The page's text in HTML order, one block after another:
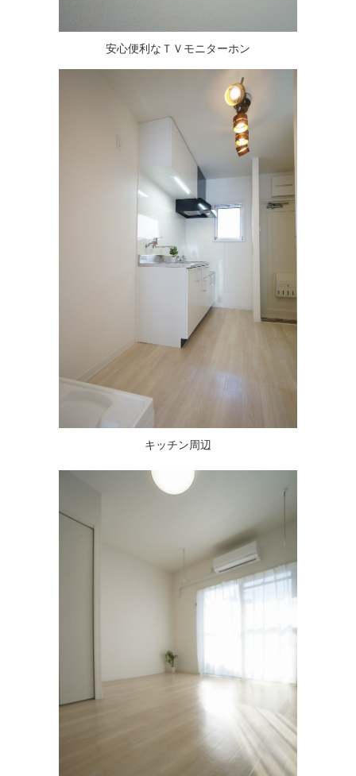
安心便利なＴＶモニターホン
キッチン周辺